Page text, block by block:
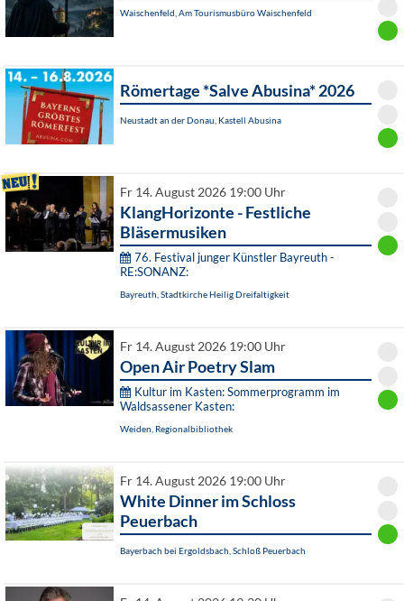
Waischenfeld, Am Tourismusbüro Waischenfeld
Römertage *Salve Abusina* 2026
Neustadt an der Donau, Kastell Abusina
Fr 14. August 2026 19:00 Uhr
KlangHorizonte - Festliche
Bläsermusiken
76. Festival junger Künstler Bayreuth -
RE:SONANZ:
Bayreuth, Stadtkirche Heilig Dreifaltigkeit
Fr 14. August 2026 19:00 Uhr
Open Air Poetry Slam
Kultur im Kasten: Sommerprogramm im
Waldsassener Kasten:
Weiden, Regionalbibliothek
Fr 14. August 2026 19:00 Uhr
White Dinner im Schloss
Peuerbach
Bayerbach bei Ergoldsbach, Schloß Peuerbach